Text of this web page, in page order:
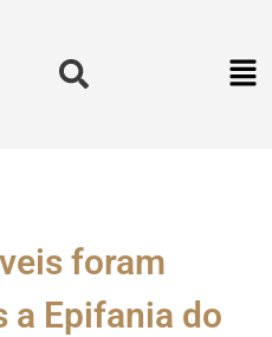
foram
a Epifania do